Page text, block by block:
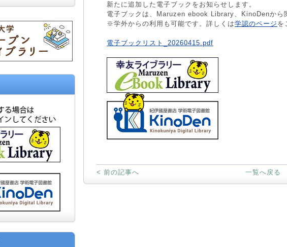
新たに追加した電子ブックをお知らせします。
電子ブックは、Maruzen ebook Library、KinoDenから
※学外からの利用も可能です。詳しくは学認のページ を
電子ブックリスト_20260415.pdf
< 前の記事へ 一覧へ戻る